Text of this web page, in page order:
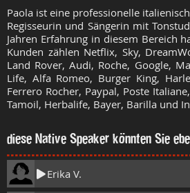
Paola ist eine professionelle
Regisseurin und Sängerin mit
Jahren Erfahrung in diesem Bereich
Kunden zählen Netflix, Sky,
Land Rover, Audi, Roche, Google,
Life, Alfa Romeo, Burger King,
Ferrero Rocher, Paypal, Poste
Tamoil, Herbalife, Bayer, Barilla und
diese Native Speaker könnten Sie
Erika V.